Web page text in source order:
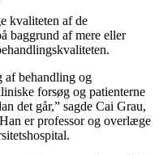
kvaliteten af de
baggrund af mere eller
af behandling og
forsøg og patienterne
det går,” sagde Cai Grau,
er professor og overlæge